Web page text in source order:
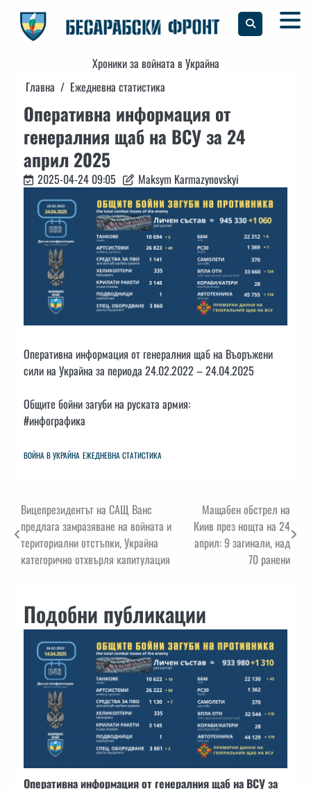
content
Хроники за войната в Украйна
Главна
Ежедневна статистика
Оперативна информация от
генералния щаб на ВСУ за 24
април 2025
2025-04-24 09:05 Maksym Karmazynovskyi
Оперативна информация от генералния щаб на Въоръжени
сили на Украйна за периода 24.02.2022 – 24.04.2025
Общите бойни загуби на руската армия:
#инфографика
ВОЙНА В УКРАЙНА ЕЖЕДНЕВНА СТАТИСТИКА
Навигация
Вицепрезидентът на САЩ Ванс
предлага замразяване на войната и
териториални отстъпки, Украйна
категорично отхвърля капитулация
Мащабен обстрел на
Киив през нощта на 24
април: 9 загинали, над
70 ранени
Подобни публикации
Оперативна информация от генералния щаб на ВСУ за